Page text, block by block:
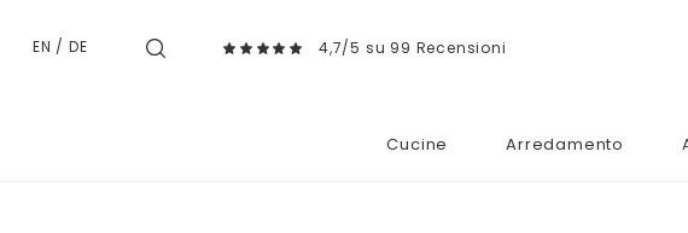
EN / DE 4,7/5 su 99 Recensioni
Cucine Arredamento